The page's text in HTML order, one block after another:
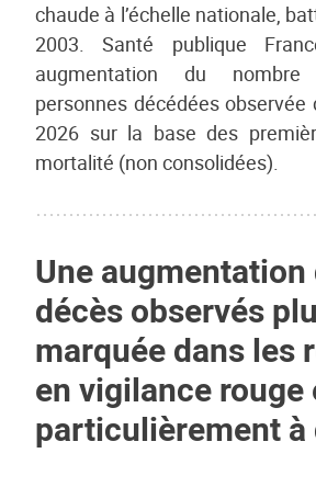
chaude à l’échelle nationale,
2003. Santé publique
augmentation du
personnes décédées observée
2026 sur la base des
mortalité (non consolidées).
Une augmentation
décès observés
marquée dans les
en vigilance rouge
particulièrement